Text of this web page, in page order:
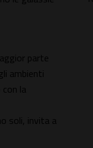
parte
ambienti
la
soli, invita a